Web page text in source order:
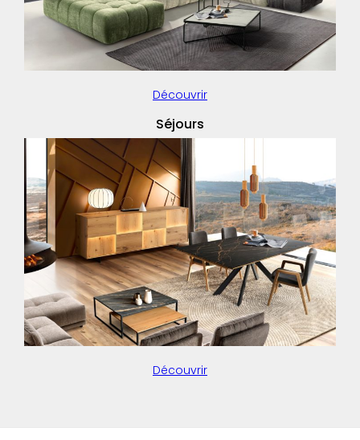
Découvrir
Séjours
Découvrir